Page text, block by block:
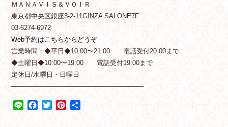
ＭＡＮＡＶＩＳ＆ＶＯＩＲ
東京都中央区銀座3-2-11GINZA SALONE7F
03-6274-6972
Web予約はこちらからどうぞ
営業時間：◆平日◆10:00〜21:00 電話受付20:00まで
◆土曜日◆10:00〜19:00 電話受付19:00まで
定休日/水曜日・日曜日
————————————————————
Line Facebook
TwitterPinterest